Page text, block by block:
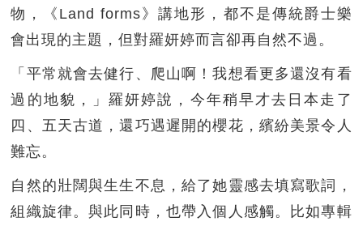
物，《Land forms》講地形，都不是傳統爵士樂
會出現的主題，但對羅妍婷而言卻再自然不過。
「平常就會去健行、爬山啊！我想看更多還沒有看
過的地貌，」羅妍婷說，今年稍早才去日本走了
四、五天古道，還巧遇遲開的櫻花，繽紛美景令人
難忘。
自然的壯闊與生生不息，給了她靈感去填寫歌詞，
組織旋律。與此同時，也帶入個人感觸。比如專輯